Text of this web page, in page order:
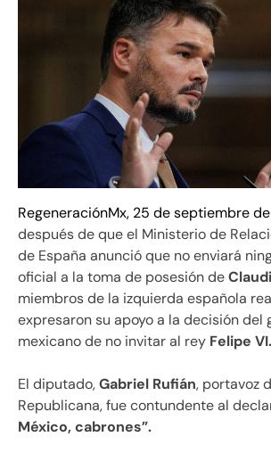
RegeneraciónMx, 25 de septiembre
después de que el Ministerio de
de España anunció que no enviará
oficial a la toma de posesión de
miembros de la izquierda española
expresaron su apoyo a la decisión del
mexicano de no invitar al rey Felipe VI.
El diputado,Gabriel Rufián, portavoz
Republicana, fue contundente al
México, cabrones”.